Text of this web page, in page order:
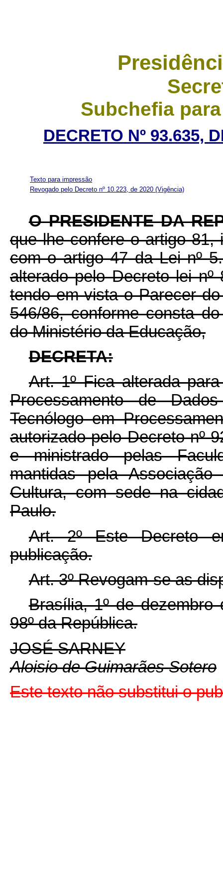
Subchefia
DECRETO Nº 93.635,
Texto para impressão
Revogado pelo Decreto nº 10.223, de 2020 (Vigência)
O PRESIDENTE DA
que lhe confere o artigo 81,
com o artigo 47 da Lei nº
alterado pelo Decreto lei
tendo em vista o Parecer
546/86, conforme consta
do Ministério da Educação,
DECRETA:
Art. 1º Fica alterada
Processamento de
Tecnólogo em
autorizado pelo Decreto nº
e ministrado pelas
mantidas pela
Cultura, com sede na
Paulo.
Art. 2º Este Decreto
publicação.
Art. 3º Revogam-se as
Brasília, 1º de dezembro
98º da República.
JOSÉ SARNEY
Aloisio de Guimarães Sotero
Este texto não substitui o